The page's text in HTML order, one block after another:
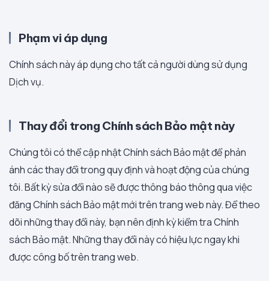
Phạm vi áp dụng
Chính sách này áp dụng cho tất cả người dùng sử dụng
Dịch vụ.
Thay đổi trong Chính sách Bảo mật này
Chúng tôi có thể cập nhật Chính sách Bảo mật để phản
ánh các thay đổi trong quy định và hoạt động của chúng
tôi. Bất kỳ sửa đổi nào sẽ được thông báo thông qua việc
đăng Chính sách Bảo mật mới trên trang web này. Để theo
dõi những thay đổi này, bạn nên định kỳ kiểm tra Chính
sách Bảo mật. Những thay đổi này có hiệu lực ngay khi
được công bố trên trang web.